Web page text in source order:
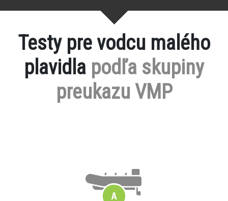
Testy pre vodcu malého
plavidla podľa skupiny
preukazu VMP